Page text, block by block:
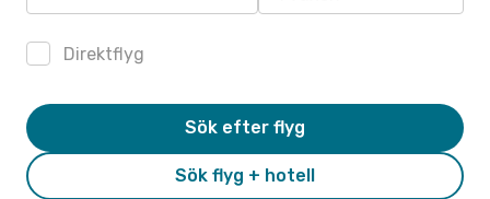
Direktflyg
Sök flyg + hotell
Sök efter flyg